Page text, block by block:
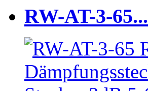
RW-AT-3-65...